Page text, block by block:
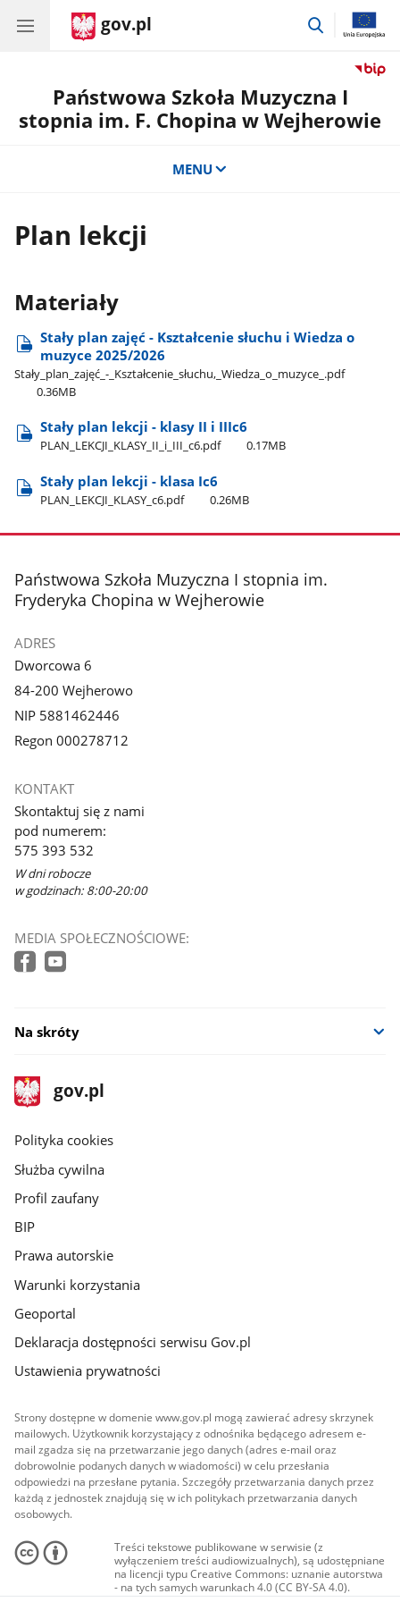
gov.pl
przejdź
Państwowa Szkoła Muzyczna I
stopnia im. F. Chopina w Wejherowie
MENU
Plan lekcji
Materiały
Stały plan zajęć - Kształcenie słuchu i Wiedza o
muzyce 2025/2026
Stały​_plan​_zajęć​_-​_Kształcenie​_słuchu,​_Wiedza​_o​_muzyce​_.pdf
0.36MB
Stały plan lekcji - klasy II i IIIc6
PLAN​_LEKCJI​_KLASY​_II​_i​_III​_c6.pdf 0.17MB
Stały plan lekcji - klasa Ic6
PLAN​_LEKCJI​_KLASY​_c6.pdf 0.26MB
stopka
Państwowa Szkoła Muzyczna I stopnia im.
Fryderyka Chopina w Wejherowie
ADRES
Dworcowa 6
84-200 Wejherowo
NIP 5881462446
Regon 000278712
KONTAKT
Skontaktuj się z nami
pod numerem:
575 393 532
W dni robocze
w godzinach: 8:00-20:00
MEDIA SPOŁECZNOŚCIOWE:
Na skróty
stopka
gov.pl
Strona
gov.pl
gov.pl
Polityka cookies
Służba cywilna
Profil zaufany
BIP
Prawa autorskie
Warunki korzystania
Geoportal
Deklaracja dostępności serwisu Gov.pl
Ustawienia prywatności
Strony dostępne w domenie www.gov.pl mogą zawierać adresy skrzynek
mailowych. Użytkownik korzystający z odnośnika będącego adresem e-
mail zgadza się na przetwarzanie jego danych (adres e-mail oraz
dobrowolnie podanych danych w wiadomości) w celu przesłania
odpowiedzi na przesłane pytania. Szczegóły przetwarzania danych przez
każdą z jednostek znajdują się w ich politykach przetwarzania danych
osobowych.
Treści tekstowe publikowane w serwisie (z
wyłączeniem treści audiowizualnych), są udostępniane
na licencji typu Creative Commons: uznanie autorstwa
- na tych samych warunkach 4.0 (CC BY-SA 4.0).